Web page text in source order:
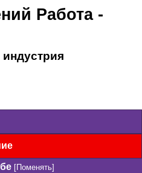
Работа-
[Поменять]